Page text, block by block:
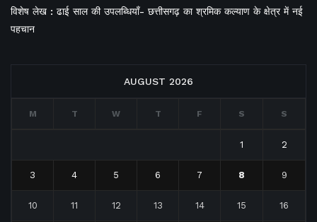
विशेष लेख : ढाई साल की उपलब्धियाँ- छत्तीसगढ़ का श्रमिक कल्याण के क्षेत्र में नई
पहचान
AUGUST 2026
M T W T F S S
1 2
3 4 5 6 7 8 9
10 11 12 13 14 15 16